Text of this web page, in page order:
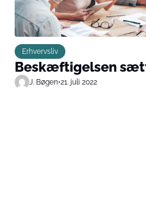
Erhvervsliv
Beskæftigelsen
J. Bøgen•21. juli 2022